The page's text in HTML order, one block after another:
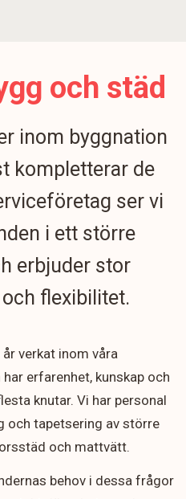
och städ
inom byggnation
kompletterar de
ser vi
i ett större
erbjuder stor
flexibilitet.
verkat inom våra
erfarenhet, kunskap och
knutar. Vi har personal
och tapetsering av större
och mattvätt.
behov i dessa frågor